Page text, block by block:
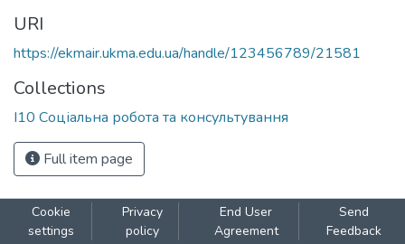
URI
https://ekmair.ukma.edu.ua/handle/123456789/21581
Collections
І10 Соціальна робота та консультування
Full item page
Cookie
settings
Privacy
policy
End User
Agreement
Send
Feedback